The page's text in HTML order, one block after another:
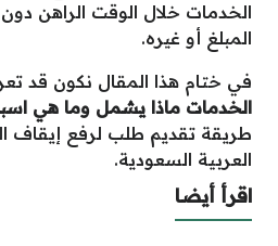
الخدمات خلال الوقت الراهن
المبلغ أو غيره.
في ختام هذا المقال نكون قد
الخدمات ماذا يشمل وما هي
طريقة تقديم طلب لرفع إيقاف
العربية السعودية.
اقرأ أيضا